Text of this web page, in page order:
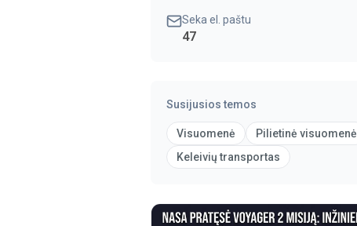
Seka el. paštu
47
Susijusios temos
Visuomenė
Pilietinė visuomenė
Keleivių transportas